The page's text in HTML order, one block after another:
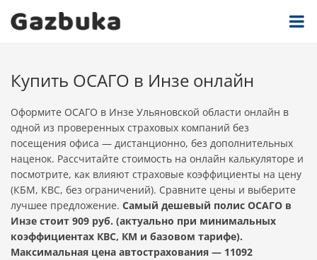
Купить ОСАГО в Инзе онлайн
Оформите ОСАГО в Инзе Ульяновской области онлайн в
одной из проверенных страховых компаний без
посещения офиса — дистанционно, без дополнительных
наценок. Рассчитайте стоимость на онлайн калькуляторе и
посмотрите, как влияют страховые коэффициенты на цену
(КБМ, КВС, без ограничений). Сравните цены и выберите
лучшее предложение. Самый дешевый полис ОСАГО в
Инзе стоит 909 руб. (актуально при минимальных
коэффициентах КВС, КМ и базовом тарифе).
Максимальная цена автострахования — 11092